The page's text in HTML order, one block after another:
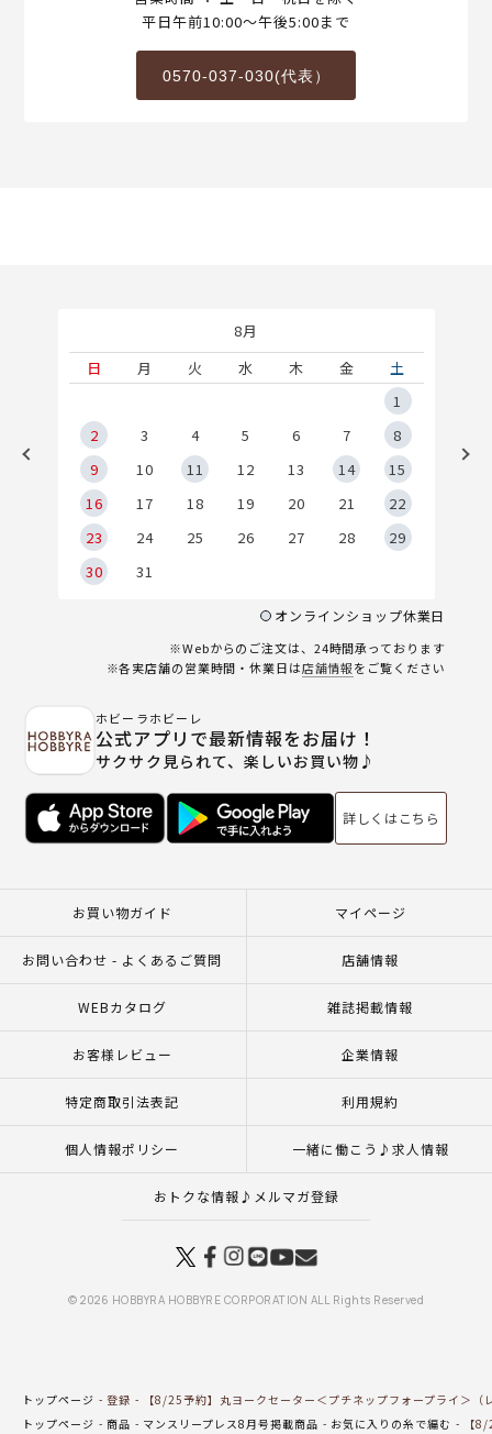
平日午前10:00～午後5:00まで
0570-037-030(代表）
8月
日
月 火 水 木 金
土
1
2
3 4 5 6 7
8
9
10 11 12 13 14
15
16
17 18 19 20 21
22
23
24 25 26 27 28
29
30
31
オンラインショップ休業日
※Webからのご注文は、24時間承っております
※各実店舗の営業時間・休業日は店舗情報をご覧ください
ホビーラホビーレ
公式アプリで最新情報をお届け！
サクサク見られて、楽しいお買い物♪
詳しくはこちら
お買い物ガイド マイページ
お問い合わせ - よくあるご質問 店舗情報
WEBカタログ 雑誌掲載情報
お客様レビュー 企業情報
特定商取引法表記 利用規約
個人情報ポリシー 一緒に働こう♪求人情報
おトクな情報♪メルマガ登録
© 2026 HOBBYRA HOBBYRE CORPORATION ALL Rights Reserved
トップページ 登録
【8/25予約】丸ヨークセーター＜プチネップフォープライ＞（
トップページ
商品 マンスリープレス8月号掲載商品 お気に入りの糸で編む 【